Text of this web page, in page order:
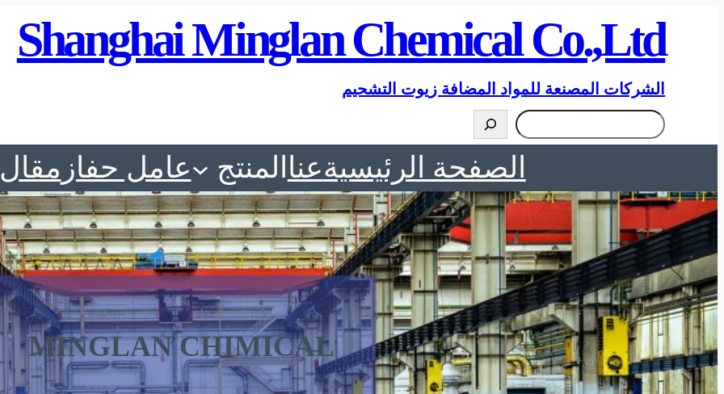
Shanghai Minglan Chemical Co.,Ltd
الشركات المصنعة للمواد المضافة زيوت التشحيم
搜
索
الصفحة الرئيسيةعنا المنتج عامل حفاز
MINGLAN CHIMICAL